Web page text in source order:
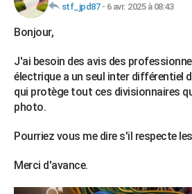
Retraite
Impôts
Epargne
Immobilier
Risques naturels par ville
Banque
Assurance
Crédit
AUTO
Essais
Réserver un essai
Citadines
Berlines
SUV
Forum auto
+HIGH-TECH
Mobiles
Meilleur smartphone
Internet
Ordinateurs
Jeux vidéo
Guide high-tech
+
Forum
Aménagement intérieur
Extérieur
Cuisine
Salle de bains
Jardinage
Rangement
WEEK-END
stf_jpd87- 6 avr. 2025 à 08:43
Bonjour,
J'ai besoin des avis des
électrique a un seul inter différentiel
qui protège tout ces divisionnaires
photo.
Pourriez vous me dire s'il respecte
Merci d'avance.